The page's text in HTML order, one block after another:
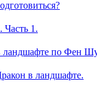
1.
ландшафте по Фен
в ландшафте.